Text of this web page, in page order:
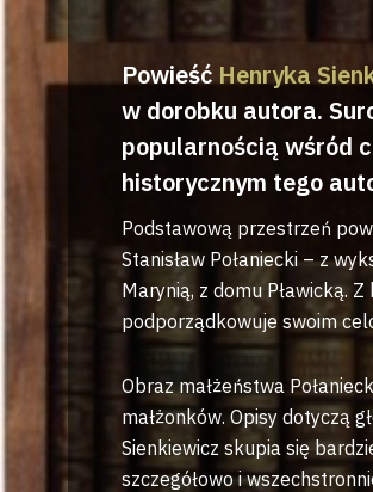
Powieść Henryka
w dorobku autora.
popularnością wśród
historycznym tego
Podstawową przestrzeń
Stanisław Połaniecki – z
Marynią, z domu Pławicką.
podporządkowuje swoim
Obraz małżeństwa
małżonków. Opisy dotyczą
Sienkiewicz skupia się
szczegółowo i